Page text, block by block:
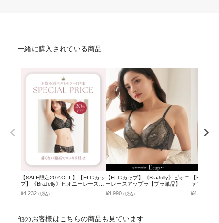
一緒に購入されている商品
【SALE限定20％OFF】【EFGカッ
プ】《BraJelly》ピオニーレースア
ップブラ＆ショーツ
¥4,232 (税込)
【EFGカップ】《BraJelly》ピオニ
ーレースアップラ【ブラ単品】
¥4,990 (税込)
【EFGカ
ャワーカ
品】 / 痛く
¥4,990
他のお客様はこちらの商品も見ています